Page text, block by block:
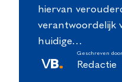
hiervan
verantwoordelijk
huidige…
Geschreven
Redactie